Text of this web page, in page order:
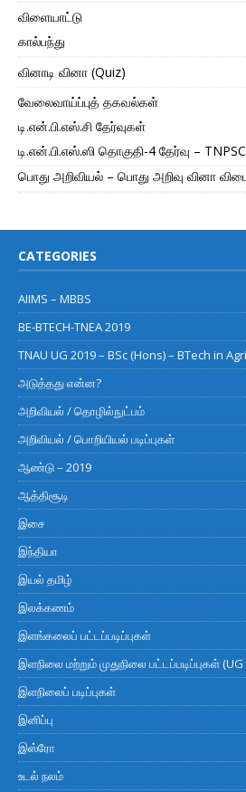
விளையாட்டு
கால்பந்து
வினாடி வினா (Quiz)
வேலைவாய்ப்புத் தகவல்கள்
டி.என்.பி.எஸ்.சி தேர்வுகள்
டி.என்.பி.எஸ்.ஸி தொகுதி-4 தேர்வு –
பொது அறிவியல் – பொது அறிவு வினா
CATEGORIES
AIIMS – MBBS
BE-BTECH-TNEA 2019
TNAU UG 2019 – BSc (Hons) – BTech in Agri
அடுத்தது என்ன?
அறிவியல் / தொழில்நுட்பம்
அறிவியல் / பொறியியல் படிப்புகள்
ஆண்டு – 2019
ஆத்திசூடி
இசை
இந்தியா
இயல் தமிழ்
இலக்கணம்
இளங்கலைப் பட்டப்படிப்புகள்
இளநிலை மற்றும் முதுநிலை பட்டப்படிப்புகள்
இளநிலைப் படிப்புகள்
இனிப்பு
இஸ்ரோ
உடல் நலம்